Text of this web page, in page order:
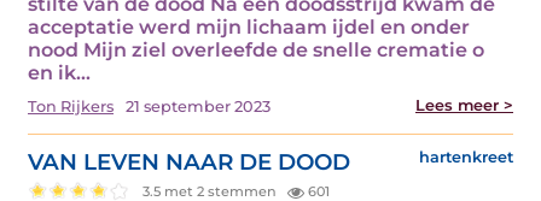
acceptatie werd mijn lichaam ijdel en onder
nood Mijn ziel overleefde de snelle crematie o
en ik...
Ton Rijkers 21 september 2023 Lees meer >
VAN LEVEN NAAR DE DOOD hartenkreet
3.5 met 2 stemmen 601